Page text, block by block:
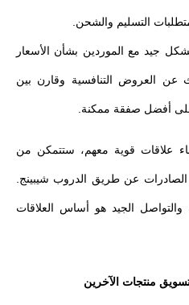
التسليم والشحن.
جيد مع الموردين بشأن الأسعار
العروض التنافسية وقارن بين
أفضل صفقة ممكنة.
علاقات قوية معهم، ستتمكن من
عن طريق الدروب شيبينج.
والتواصل الجيد هو أساس العلاقات
منتجات الآخرين